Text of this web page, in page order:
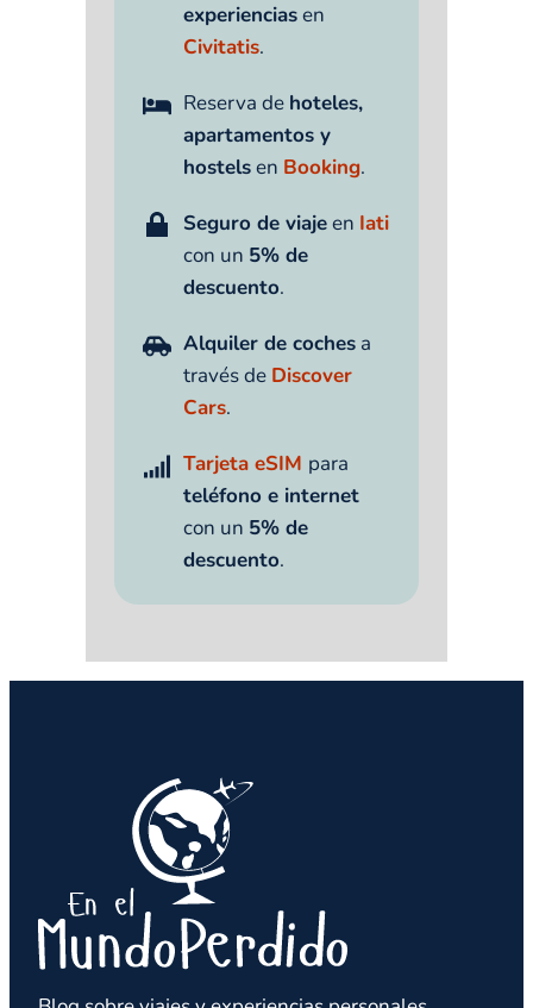
experienciasen
Civitatis.
Reserva de hoteles,
apartamentos y
hostelsen Booking.
Seguro de viajeen Iati
con un 5% de
descuento.
Alquiler de coches a
través de Discover
Cars.
Tarjeta eSIM para
teléfono e internet
con un 5% de
descuento.